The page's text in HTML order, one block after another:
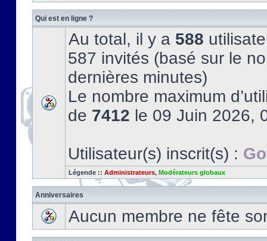
Qui est en ligne ?
Au total, il y a 588
587 invités (basé sur le
dernières minutes)
Le nombre maximum
de 7412 le 09 Juin 2026,
Utilisateur(s) inscrit(s) :
Légende :: Administrateurs, Modérateurs globaux
Anniversaires
Aucun membre ne fête